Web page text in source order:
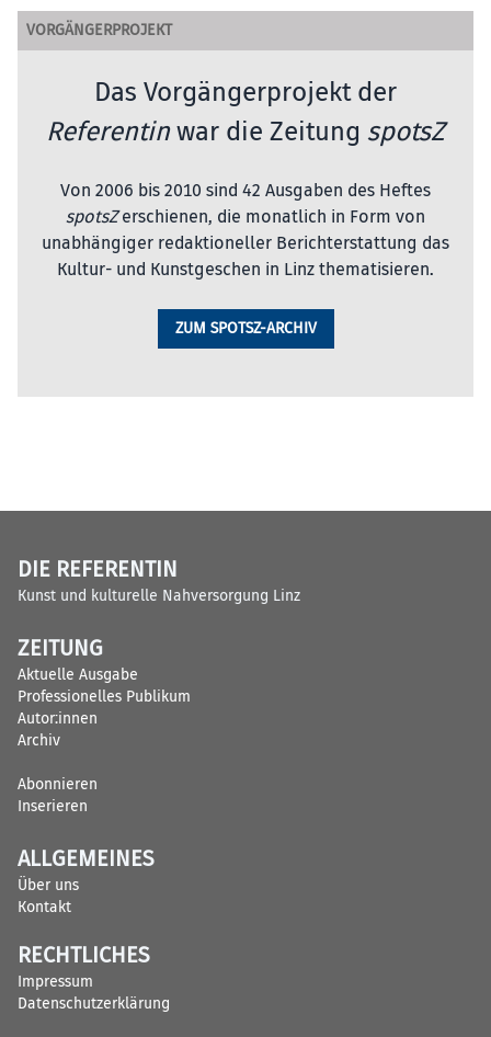
VORGÄNGERPROJEKT
Das Vorgängerprojekt der
Referentinwar die Zeitung spotsZ
Von 2006 bis 2010 sind 42 Ausgaben des Heftes
spotsZerschienen, die monatlich in Form von
unabhängiger redaktioneller Berichterstattung das
Kultur- und Kunstgeschen in Linz thematisieren.
ZUM SPOTSZ-ARCHIV
DIE REFERENTIN
Kunst und kulturelle Nahversorgung Linz
ZEITUNG
Aktuelle Ausgabe
Professionelles Publikum
Autor:innen
Archiv
Abonnieren
Inserieren
ALLGEMEINES
Über uns
Kontakt
RECHTLICHES
Impressum
Datenschutzerklärung